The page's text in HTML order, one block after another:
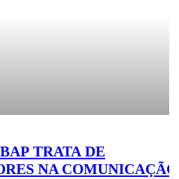
TRATA DE
NA COMUNICAÇÃO